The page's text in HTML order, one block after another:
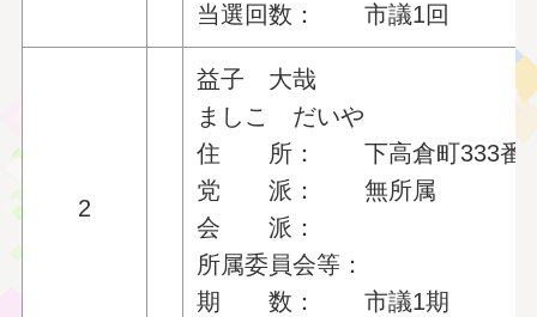
当選回数： 市議1回
2
益子 大哉
ましこ だいや
住 所： 下高倉町333番
党 派： 無所属
会 派：
所属委員会等：
期 数： 市議1期